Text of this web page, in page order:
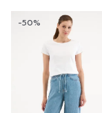
-50%